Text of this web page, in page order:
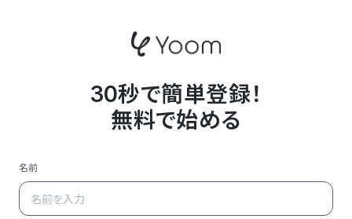
30秒で簡単登録！
無料で始める
名前